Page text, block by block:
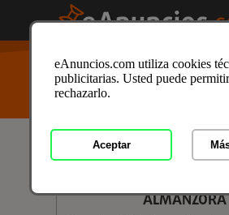
USTED ESTÁ AQUÍ>Anuncios
Inmobiliaria/Viviendas/Pisos/
Venta de Pisos en Almería /
ALMANZORA
eAnuncios.com utiliza cookies
publicitarias. Usted puede
rechazarlo.
Aceptar